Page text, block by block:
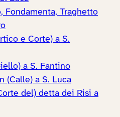
Fondamenta, Traghetto
e Corte) a S.
a S. Fantino
(Calle) a S. Luca
del) detta dei Risi a